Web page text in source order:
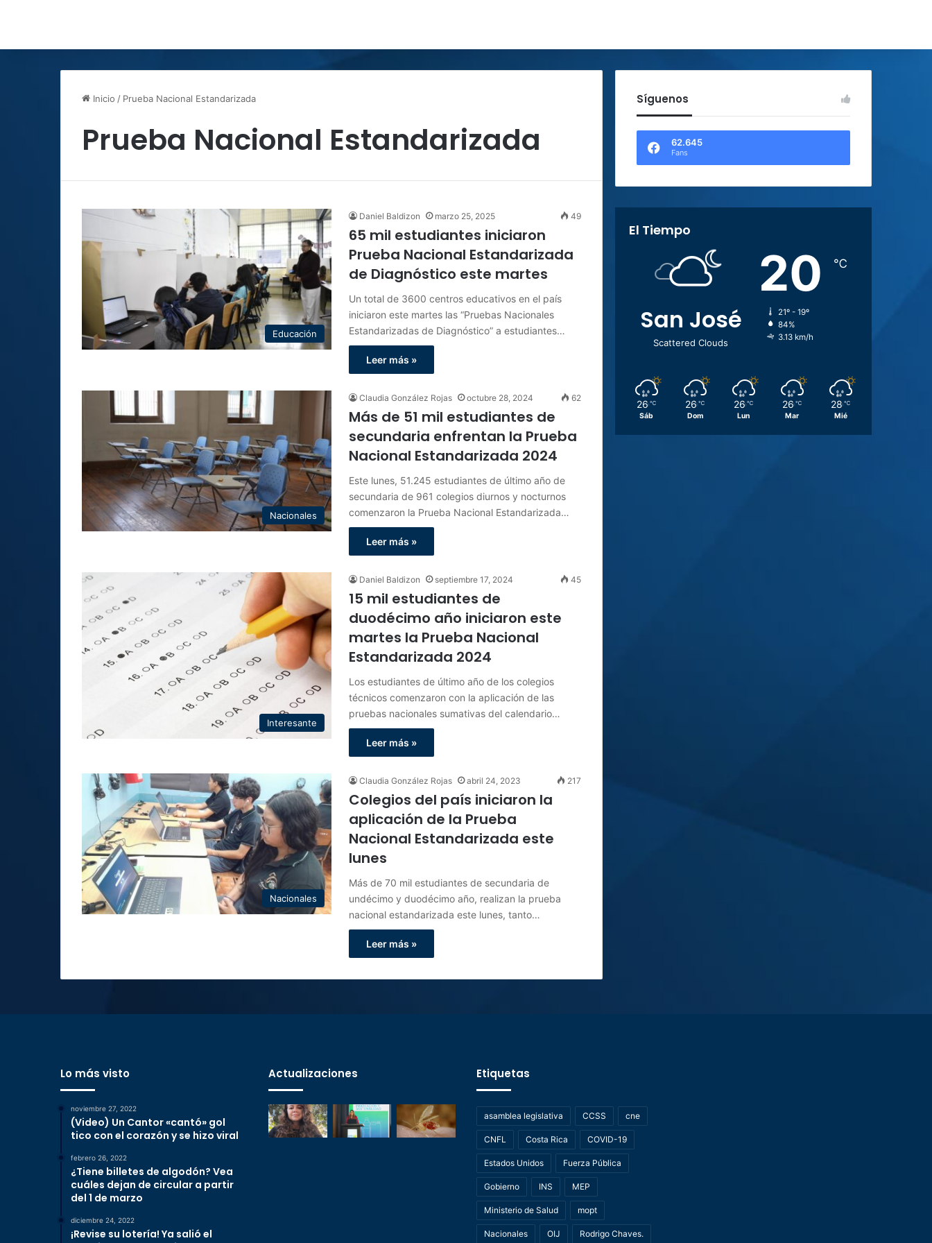
Inicio / Prueba Nacional Estandarizada
Prueba Nacional Estandarizada
Educación
Daniel Baldizon marzo 25, 2025 49
65 mil estudiantes iniciaron
Prueba Nacional Estandarizada
de Diagnóstico este martes
Un total de 3600 centros educativos en el país
iniciaron este martes las “Pruebas Nacionales
Estandarizadas de Diagnóstico” a estudiantes…
Leer más »
Nacionales
Claudia González Rojas octubre 28, 2024 62
Más de 51 mil estudiantes de
secundaria enfrentan la Prueba
Nacional Estandarizada 2024
Este lunes, 51.245 estudiantes de último año de
secundaria de 961 colegios diurnos y nocturnos
comenzaron la Prueba Nacional Estandarizada…
Leer más »
Interesante
Daniel Baldizon septiembre 17, 2024 45
15 mil estudiantes de
duodécimo año iniciaron este
martes la Prueba Nacional
Estandarizada 2024
Los estudiantes de último año de los colegios
técnicos comenzaron con la aplicación de las
pruebas nacionales sumativas del calendario…
Leer más »
Nacionales
Claudia González Rojas abril 24, 2023 217
Colegios del país iniciaron la
aplicación de la Prueba
Nacional Estandarizada este
lunes
Más de 70 mil estudiantes de secundaria de
undécimo y duodécimo año, realizan la prueba
nacional estandarizada este lunes, tanto…
Leer más »
Síguenos
62.645
Fans
El Tiempo
San José
Scattered Clouds
20 ℃
21º - 19º
84%
3.13 km/h
26 ℃
Sáb
26 ℃
Dom
26 ℃
Lun
26 ℃
Mar
28 ℃
Mié
Lo más visto
noviembre 27, 2022
(Video) Un Cantor «cantó» gol
tico con el corazón y se hizo viral
febrero 26, 2022
¿Tiene billetes de algodón? Vea
cuáles dejan de circular a partir
del 1 de marzo
diciembre 24, 2022
¡Revise su lotería! Ya salió el
Actualizaciones Etiquetas
asamblea legislativa CCSS cne
CNFL Costa Rica COVID-19
Estados Unidos Fuerza Pública
Gobierno INS MEP
Ministerio de Salud mopt
Nacionales OIJ Rodrigo Chaves.